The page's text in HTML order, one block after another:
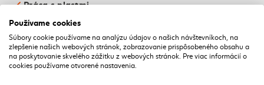
Práca s plastmi
Vhodný aj na mäkšie materiály ako plasty, kde je potrebné
Príprava na skrutkovanie
Používame cookies
Súbory cookie používame na analýzu údajov o našich návštevníkoch, na
zlepšenie našich webových stránok, zobrazovanie prispôsobeného obsahu a
na poskytovanie skvelého zážitku z webových stránok. Pre viac informácií o
cookies používame otvorené nastavenia.